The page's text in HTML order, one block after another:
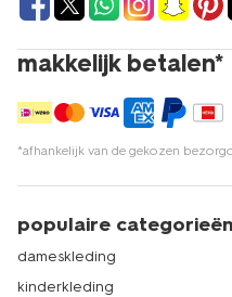
makkelijk betalen*
*afhankelijk van de gekozen
populaire categorieën
dameskleding
kinderkleding